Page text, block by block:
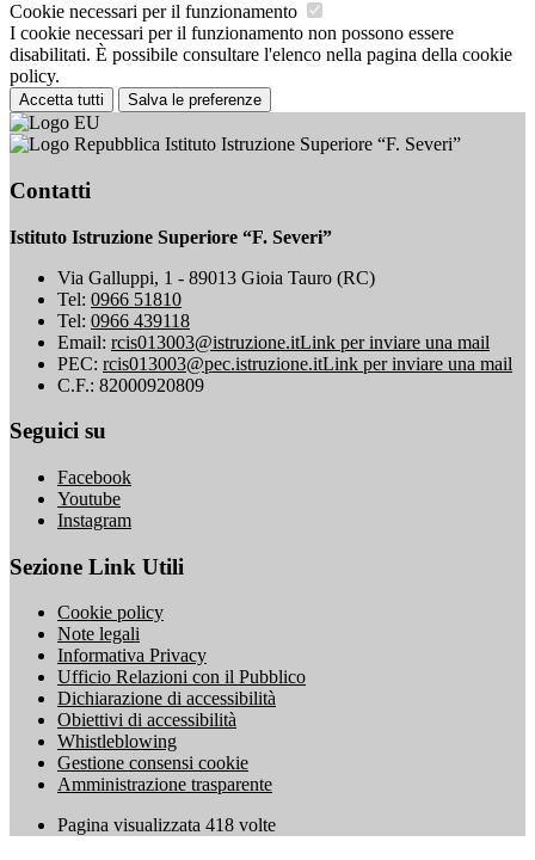
Cookie necessari per il funzionamento
I cookie necessari per il funzionamento non possono essere
disabilitati. È possibile consultare l'elenco nella pagina della cookie
policy.
Accetta tutti Salva le preferenze
Istituto Istruzione Superiore “F. Severi”
Contatti
Istituto Istruzione Superiore “F. Severi”
Via Galluppi, 1 - 89013 Gioia Tauro (RC)
Tel: 0966 51810
Tel: 0966 439118
Email: rcis013003@istruzione.itLink per inviare una mail
PEC: rcis013003@pec.istruzione.itLink per inviare una mail
C.F.: 82000920809
Seguici su
Facebook
Youtube
Instagram
Sezione Link Utili
Cookie policy
Note legali
Informativa Privacy
Ufficio Relazioni con il Pubblico
Dichiarazione di accessibilità
Obiettivi di accessibilità
Whistleblowing
Gestione consensi cookie
Amministrazione trasparente
Pagina visualizzata 418 volte